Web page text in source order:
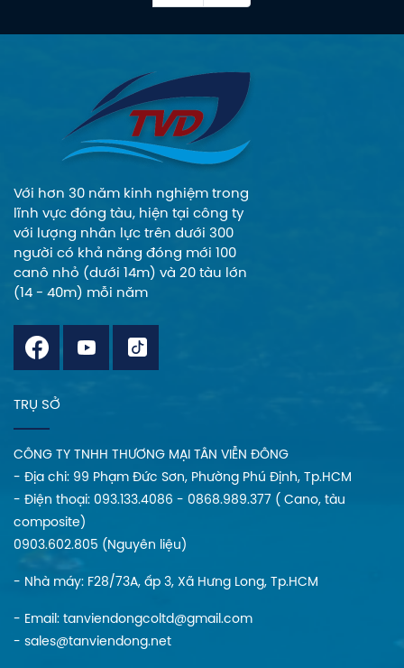
chuyển tương đối
tốt, cùng đầy đủ
hiện đại với thiết kế
mang đến cho du
khách những trải
đáng nhớ.
Với hơn 30 năm kinh nghiệm trong
lĩnh vực đóng tàu, hiện tại công ty
với lượng nhân lực trên dưới 300
người có khả năng đóng mới 100
canô nhỏ (dưới 14m) và 20 tàu lớn
(14 - 40m) mỗi năm
TRỤ SỞ
CÔNG TY TNHH THƯƠNG MẠI TÂN VIỄN ĐÔNG
- Địa chi: 99 Phạm Đức Sơn, Phường Phú Định, Tp.HCM
- Điện thoại: 093.133.4086 - 0868.989.377 ( Cano, tàu
composite)
0903.602.805 (Nguyên liệu)
- Nhà máy: F28/73A, ấp 3, Xã Hưng Long, Tp.HCM
- Email: tanviendongcoltd@gmail.com
- sales@tanviendong.net